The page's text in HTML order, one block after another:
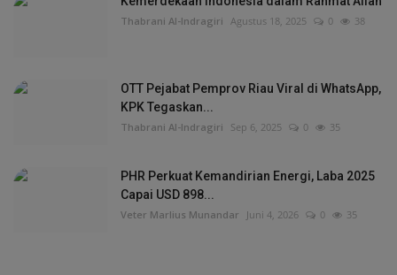
Thabrani Al-Indragiri Agustus 18, 2025 0 38
OTT Pejabat Pemprov Riau Viral di WhatsApp,
KPK Tegaskan...
Thabrani Al-Indragiri Sep 6, 2025 0 35
PHR Perkuat Kemandirian Energi, Laba 2025
Capai USD 898...
Veter Marlius Munandar Juni 4, 2026 0 35